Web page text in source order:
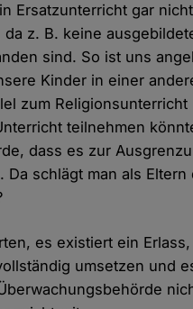
Ersatzunterricht gar nicht
z. B. keine
sind. So ist uns
Kinder in einer
zum Religionsunterricht
teilnehmen
dass es zur
Da schlägt man als Eltern
es existiert ein
umsetzen und